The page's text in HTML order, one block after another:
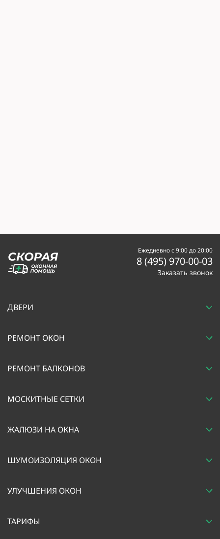
Ежедневно с 9:00 до 20:00
8 (495) 970-00-03
Заказать звонок
ДВЕРИ
РЕМОНТ ОКОН
РЕМОНТ БАЛКОНОВ
МОСКИТНЫЕ СЕТКИ
ЖАЛЮЗИ НА ОКНА
ШУМОИЗОЛЯЦИЯ ОКОН
УЛУЧШЕНИЯ ОКОН
ТАРИФЫ